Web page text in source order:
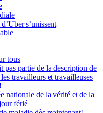
s’unissent
tous
pas partie de la description de
travailleurs et travailleuses
nationale de la vérité et de la
férié